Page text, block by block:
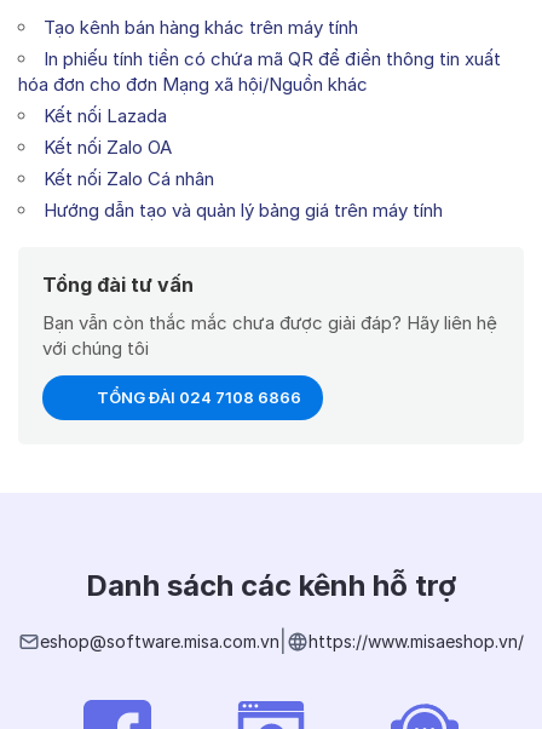
Tạo kênh bán hàng khác trên máy tính
In phiếu tính tiền có chứa mã QR để điền thông tin xuất
hóa đơn cho đơn Mạng xã hội/Nguồn khác
Kết nối Lazada
Kết nối Zalo OA
Kết nối Zalo Cá nhân
Hướng dẫn tạo và quản lý bảng giá trên máy tính
Tổng đài tư vấn
Bạn vẫn còn thắc mắc chưa được giải đáp? Hãy liên hệ
với chúng tôi
TỔNG ĐÀI 024 7108 6866
Danh sách các kênh hỗ trợ
eshop@software.misa.com.vn https://www.misaeshop.vn/